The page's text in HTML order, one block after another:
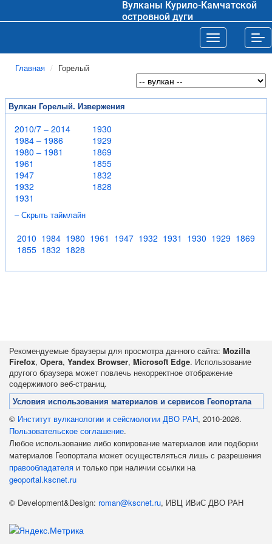
Вулканы Курило-Камчатской
островной дуги
Toggle
Главная Горелый
Вулкан Горелый. Извержения
2010/7 – 2014
1984 – 1986
1980 – 1981
1961
1947
1932
1931
1930
1929
1869
1855
1832
1828
– Скрыть таймлайн
2010 1984 1980 1961 1947 1932 1931 1930 1929 1869
1855 1832 1828
Рекомендуемые браузеры для просмотра данного сайта: Mozilla
Firefox, Opera, Yandex Browser, Microsoft Edge. Использование
другого браузера может повлечь некорректное отображение
содержимого веб-страниц.
Условия использования материалов и сервисов Геопортала
© Институт вулканологии и сейсмологии ДВО РАН, 2010-2026.
Пользовательское соглашение.
Любое использование либо копирование материалов или подборки
материалов Геопортала может осуществляться лишь с разрешения
правообладателя и только при наличии ссылки на
geoportal.kscnet.ru
© Development&Design: roman@kscnet.ru, ИВЦ ИВиС ДВО РАН